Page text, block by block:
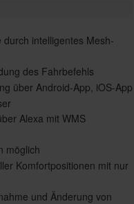
durch intelligentes Mesh-
des Fahrbefehls
über Android-App, iOS-App
Alexa mit WMS
möglich
Komfortpositionen mit nur
und Änderung von